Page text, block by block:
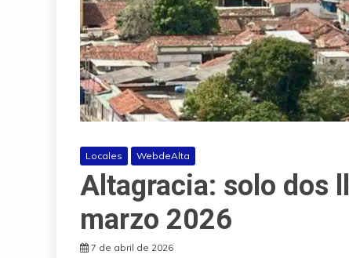
Locales WebdeAlta
Altagracia: solo dos
marzo 2026
7 de abril de 2026